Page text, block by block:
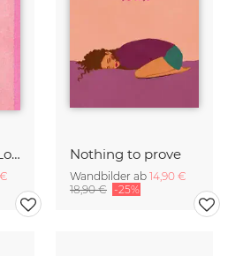
In the Mood for Love - Handlettering Nothing to prove
Wandbilder ab 14,90 €
18,90 € -25%